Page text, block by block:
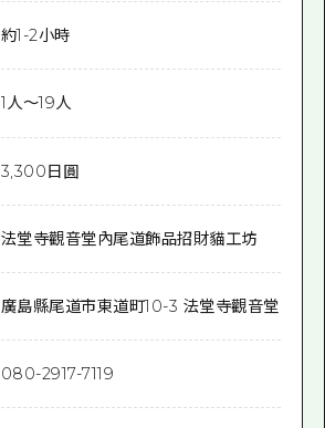
約1-2小時
1人～19人
3,300日圓
法堂寺觀音堂內尾道飾品招財貓工坊
廣島縣尾道市東道町10-3 法堂寺觀音堂
080-2917-7119